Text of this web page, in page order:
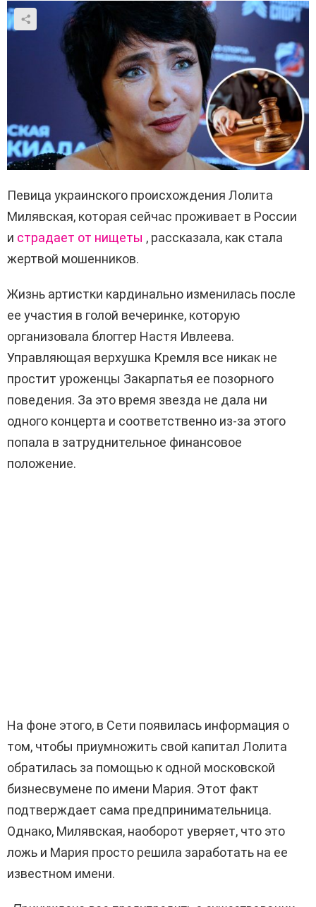
Певица украинского происхождения Лолита
Милявская, которая сейчас проживает в России
и страдает от нищеты , рассказала, как стала
жертвой мошенников.
Жизнь артистки кардинально изменилась после
ее участия в голой вечеринке, которую
организовала блоггер Настя Ивлеева.
Управляющая верхушка Кремля все никак не
простит уроженцы Закарпатья ее позорного
поведения. За это время звезда не дала ни
одного концерта и соответственно из-за этого
попала в затруднительное финансовое
положение.
На фоне этого, в Сети появилась информация о
том, чтобы приумножить свой капитал Лолита
обратилась за помощью к одной московской
бизнесвумене по имени Мария. Этот факт
подтверждает сама предпринимательница.
Однако, Милявская, наоборот уверяет, что это
ложь и Мария просто решила заработать на ее
известном имени.